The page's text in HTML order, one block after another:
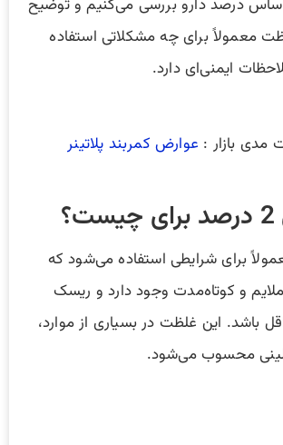
اساس درصد دارو بررسی می‌کنیم و توضیح
معمولاً برای چه مشکلاتی استفاده
ایمنی‌ای دارد.
بازار : عوارض کمربند پلاتینر
۲٪ معمولاً برای شرایطی استفاده می‌شود که
و کوتاه‌مدت وجود دارد و ریسک
باشد. این غلظت در بسیاری از موارد،
محسوب می‌شود.